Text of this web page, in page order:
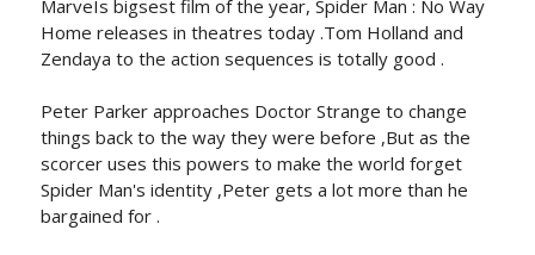
MarveIs bigsest film of the year, Spider Man : No Way
Home releases in theatres today .Tom Holland and
Zendaya to the action sequences is totally good .
Peter Parker approaches Doctor Strange to change
things back to the way they were before ,But as the
scorcer uses this powers to make the world forget
Spider Man's identity ,Peter gets a lot more than he
bargained for .